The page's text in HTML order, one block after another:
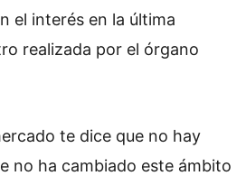
el interés en la última
realizada por el órgano
te dice que no hay
no ha cambiado este ámbito